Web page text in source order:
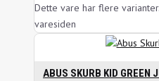
Dette vare har flere
varesiden
ABUS SKURB KID GREEN